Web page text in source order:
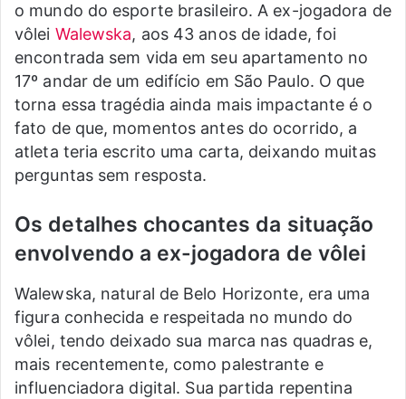
o mundo do esporte brasileiro. A ex-jogadora de
vôlei Walewska, aos 43 anos de idade, foi
encontrada sem vida em seu apartamento no
17º andar de um edifício em São Paulo. O que
torna essa tragédia ainda mais impactante é o
fato de que, momentos antes do ocorrido, a
atleta teria escrito uma carta, deixando muitas
perguntas sem resposta.
Os detalhes chocantes da situação
envolvendo a ex-jogadora de vôlei
Walewska, natural de Belo Horizonte, era uma
figura conhecida e respeitada no mundo do
vôlei, tendo deixado sua marca nas quadras e,
mais recentemente, como palestrante e
influenciadora digital. Sua partida repentina